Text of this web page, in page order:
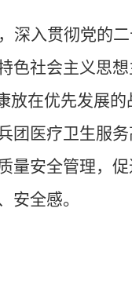
深入贯彻党的
色社会主义思
放在优先发展
团医疗卫生服
量安全管理，
安全感。